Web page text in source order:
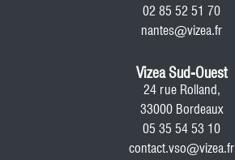
02 85 52 51 70
nantes@vizea.fr
Vizea Sud-Ouest
24 rue Rolland,
33000 Bordeaux
05 35 54 53 10
contact.vso@vizea.fr